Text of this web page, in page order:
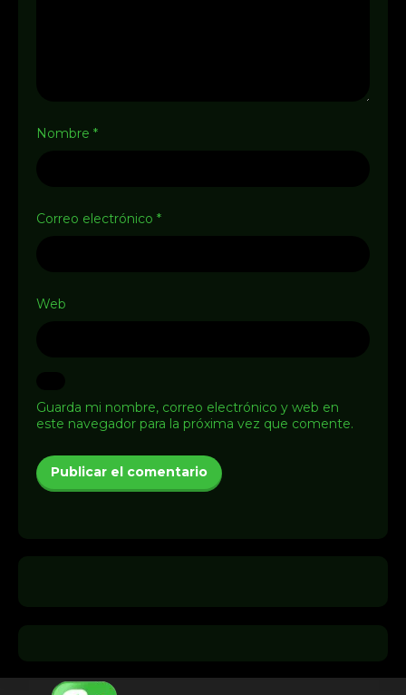
Nombre *
Correo electrónico *
Web
Guarda mi nombre, correo electrónico y web en
este navegador para la próxima vez que comente.